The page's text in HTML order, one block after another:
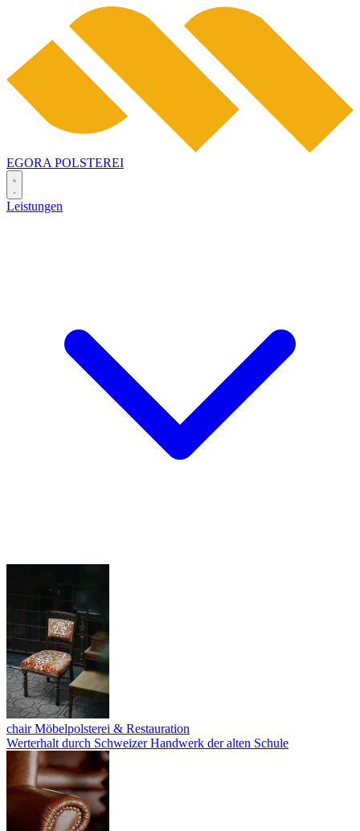
EGORA POLSTEREI
Leistungen
chair Möbelpolsterei & Restauration
Werterhalt durch Schweizer Handwerk der alten Schule